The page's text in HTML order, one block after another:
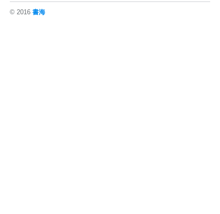
© 2016 書海